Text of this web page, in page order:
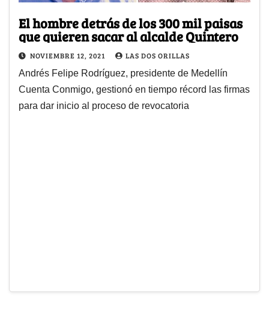
El hombre detrás de los 300 mil paisas
que quieren sacar al alcalde Quintero
NOVIEMBRE 12, 2021 LAS DOS ORILLAS
Andrés Felipe Rodríguez, presidente de Medellín
Cuenta Conmigo, gestionó en tiempo récord las firmas
para dar inicio al proceso de revocatoria